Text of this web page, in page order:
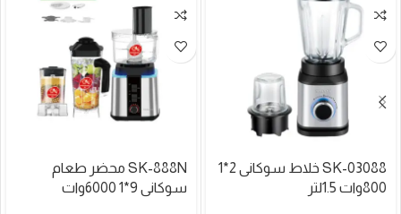
SK-03088 خلاط سوكانى 2*1
800وات 1.5لتر
SK-888N محضر طعام
سوكانى 9*1 6000وات